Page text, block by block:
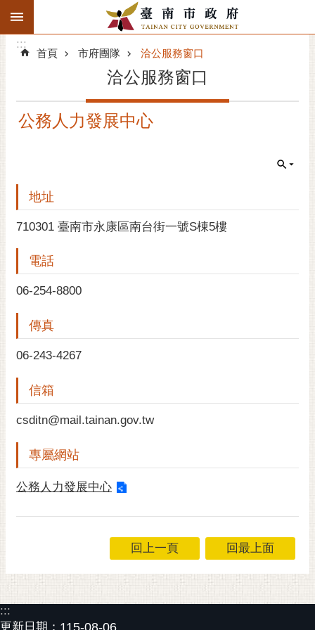
跳到主要內容區塊
搜
階
精彩府城
市府團隊
主題服務
市政資訊
市民互動
偉
花
泉
桐
花
覽
:::
:::
首頁 市府團隊 洽公服務窗口
洽公服務窗口
公務人力發展中心
地址
710301 臺南市永康區南台街一號S棟5樓
電話
06-254-8800
傳真
06-243-4267
信箱
csditn@mail.tainan.gov.tw
專屬網站
公務人力發展中心
回上一頁 回最上面
:::
更新日期： 115-08-06